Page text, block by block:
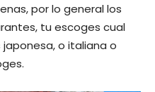
por lo general los
tu escoges cual
o italiana o